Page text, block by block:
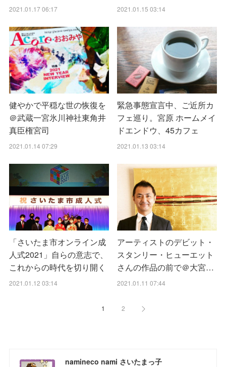
2021.01.17 06:17 2021.01.15 03:14
健やかで平穏な世の恢復を
＠武蔵一宮氷川神社東角井
真臣権宮司
2021.01.14 07:29
緊急事態宣言中、ご近所カ
フェ巡り。宮原 ホームメイ
ドエンドウ、45カフェ
2021.01.13 03:14
「さいたま市オンライン成
人式2021」自らの意志で、
これからの時代を切り開く
2021.01.12 03:14
アーティストのデビット・
スタンリー・ヒューエット
さんの作品の前で＠大宮…
2021.01.11 07:44
1 2
namineco nami さいたまっ子